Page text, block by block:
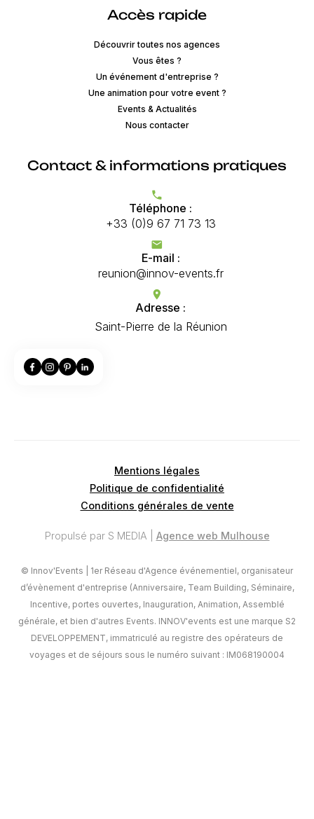
Accès rapide
Découvrir toutes nos agences
Vous êtes ?
Un événement d'entreprise ?
Une animation pour votre event ?
Events & Actualités
Nous contacter
Contact & informations pratiques
phone
Téléphone :
+33 (0)9 67 71 73 13
mail
E-mail :
reunion@innov-events.fr
location_on
Adresse :
Saint-Pierre de la Réunion
Mentions légales
Politique de confidentialité
Conditions générales de vente
Propulsé par S MEDIA | Agence web Mulhouse
© Innov'Events | 1er Réseau d'Agence événementiel, organisateur
d’évènement d'entreprise (Anniversaire, Team Building, Séminaire,
Incentive, portes ouvertes, Inauguration, Animation, Assemblé
générale, et bien d'autres Events. INNOV'events est une marque S2
DEVELOPPEMENT, immatriculé au registre des opérateurs de
voyages et de séjours sous le numéro suivant : IM068190004